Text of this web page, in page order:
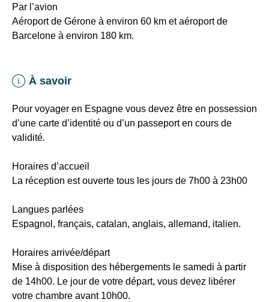
Par l’avion
Aéroport de Gérone à environ 60 km et aéroport de
Barcelone à environ 180 km.
À savoir
Pour voyager en Espagne vous devez être en possession
d’une carte d’identité ou d’un passeport en cours de
validité.
Horaires d’accueil
La réception est ouverte tous les jours de 7h00 à 23h00
Langues parlées
Espagnol, français, catalan, anglais, allemand, italien.
Horaires arrivée/départ
Mise à disposition des hébergements le samedi à partir
de 14h00. Le jour de votre départ, vous devez libérer
votre chambre avant 10h00.